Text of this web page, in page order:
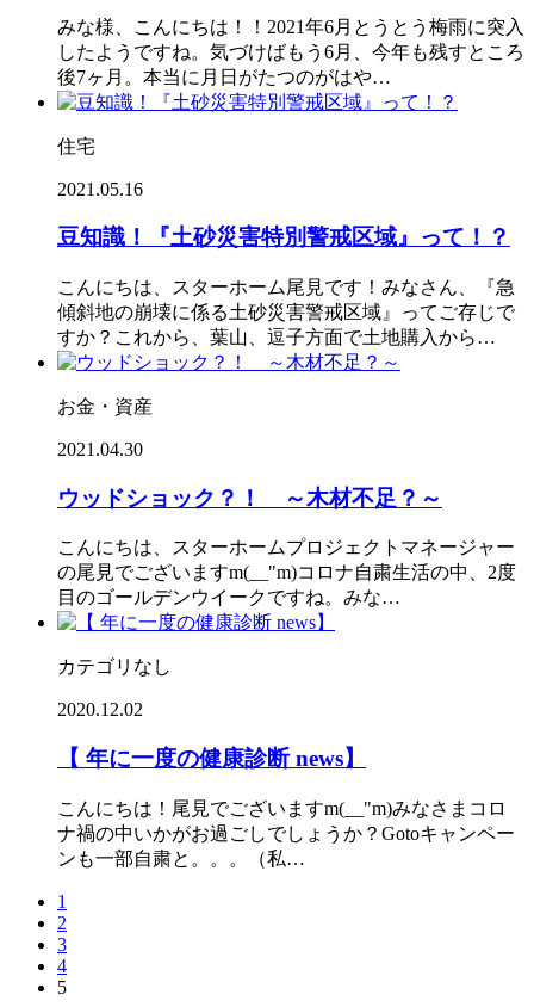
みな様、こんにちは！！2021年6月とうとう梅雨に突入
したようですね。気づけばもう6月、今年も残すところ
後7ヶ月。本当に月日がたつのがはや…
住宅
2021.05.16
豆知識！『土砂災害特別警戒区域』って！？
こんにちは、スターホーム尾見です！みなさん、『急
傾斜地の崩壊に係る土砂災害警戒区域』ってご存じで
すか？これから、葉山、逗子方面で土地購入から…
お金・資産
2021.04.30
ウッドショック？！ ～木材不足？～
こんにちは、スターホームプロジェクトマネージャー
の尾見でございますm(__"m)コロナ自粛生活の中、2度
目のゴールデンウイークですね。みな…
カテゴリなし
2020.12.02
【 年に一度の健康診断 news】
こんにちは！尾見でございますm(__"m)みなさまコロ
ナ禍の中いかがお過ごしでしょうか？Gotoキャンペー
ンも一部自粛と。。。（私…
1
2
3
4
5